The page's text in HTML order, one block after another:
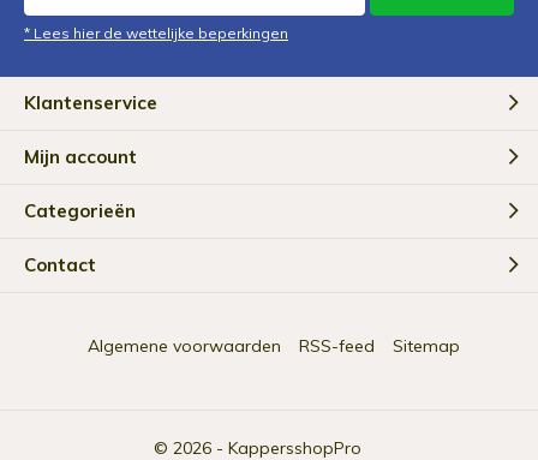
* Lees hier de wettelijke beperkingen
Klantenservice
Mijn account
Categorieën
Contact
© 2026 - KappersshopPro
Algemene voorwaarden RSS-feed Sitemap